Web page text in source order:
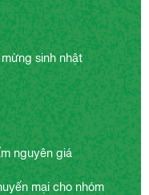
sinh nhật
nguyên giá
mại cho nhóm